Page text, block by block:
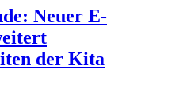
Neuer E-
der Kita